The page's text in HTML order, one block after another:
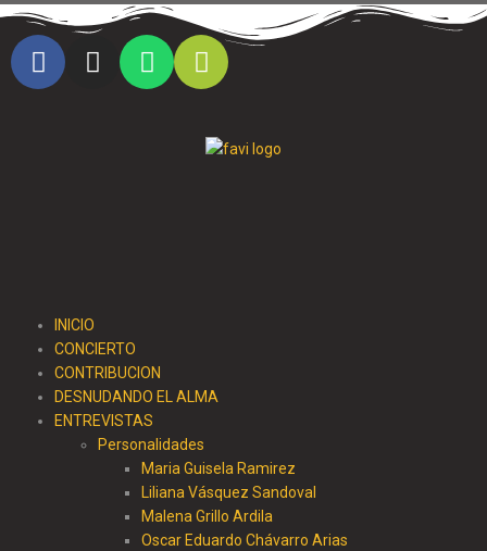
INICIO
CONCIERTO
CONTRIBUCION
DESNUDANDO EL ALMA
ENTREVISTAS
Personalidades
Maria Guisela Ramirez
Liliana Vásquez Sandoval
Malena Grillo Ardila
Oscar Eduardo Chávarro Arias